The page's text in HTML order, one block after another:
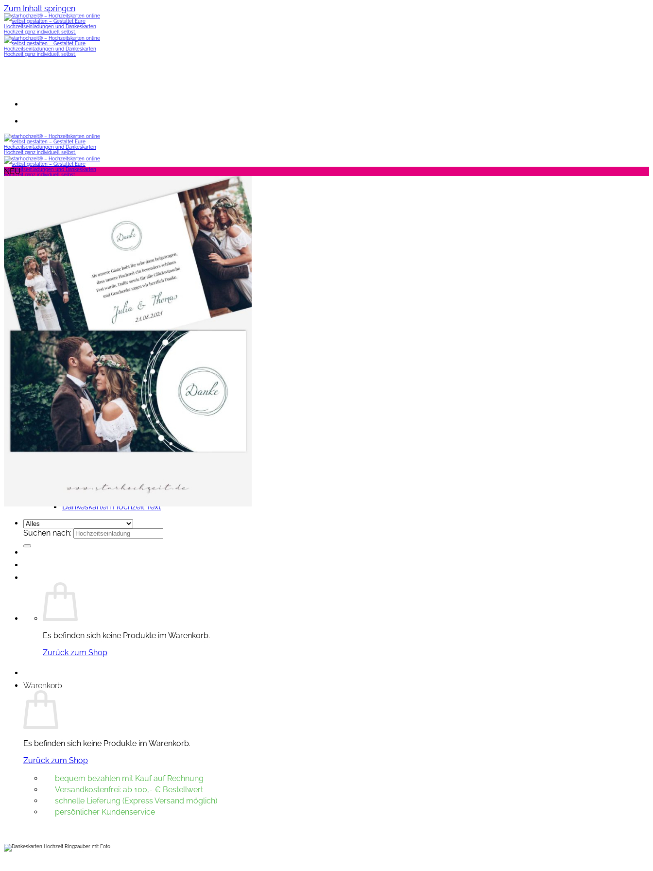
Zum Inhalt springen
Change-the-Date
Save-the-Date
Save the Date Karten Hochzeit
Save-the-Date Karten Kraftpapier
Save-the-Date Karten selbst gestalten
Hochzeitseinladungen
Hochzeitseinladungen
Hochzeitseinladungen Kraftpapier
Hochzeitseinladungen selbst gestalten
Einladung zur standesamtlichen Trauung
Hochzeitseinladungen Text
Silberhochzeit
Einladungskarten goldene Hochzeit
Dankeskarten Hochzeit
Dankeskarten Hochzeit
Dankeskarten Kraftpapier
Dankeskarten selbst gestalten
Dankeskarten Hochzeit Text
Extras
Menükarten Hochzeit
Anhänger Gastgeschenk Hochzeit
Namensschilder Gäste
Leinwand Hochzeit
Inspirationen zur Hochzeit
Dankeskarten Hochzeit Text
Suchen nach:
Es befinden sich keine Produkte im Warenkorb.
Zurück zum Shop
Warenkorb
Es befinden sich keine Produkte im Warenkorb.
Zurück zum Shop
bequem bezahlen mit Kauf auf Rechnung
Versandkostenfrei: ab 100,- € Bestellwert
schnelle Lieferung (Express Versand möglich)
persönlicher Kundenservice
NEU